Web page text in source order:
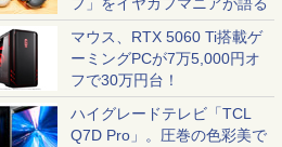
マウス、RTX 5060 Ti搭載ゲ
ーミングPCが7万5,000円オ
フで30万円台！
ハイグレードテレビ「TCL
Q7D Pro」。圧巻の色彩美で